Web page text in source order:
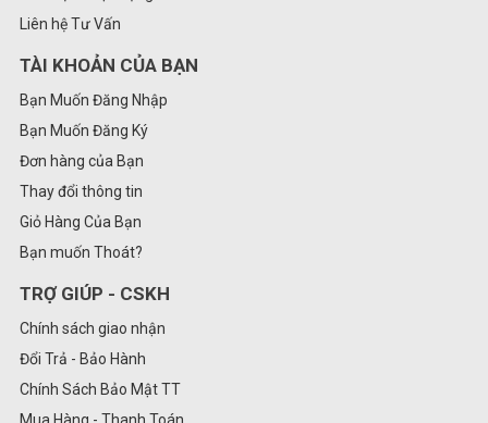
Liên hệ Tư Vấn
TÀI KHOẢN CỦA BẠN
Bạn Muốn Đăng Nhập
Bạn Muốn Đăng Ký
Đơn hàng của Bạn
Thay đổi thông tin
Giỏ Hàng Của Bạn
Bạn muốn Thoát?
TRỢ GIÚP - CSKH
Chính sách giao nhận
Đổi Trả - Bảo Hành
Chính Sách Bảo Mật TT